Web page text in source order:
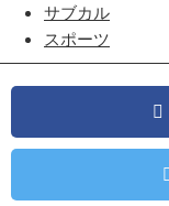
サブカル
スポーツ